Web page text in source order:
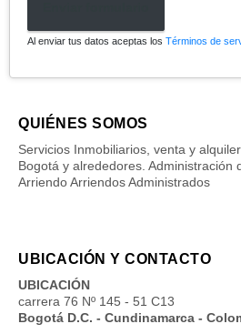
Al enviar tus datos aceptas los Términos de
QUIÉNES SOMOS
Servicios Inmobiliarios, venta y
Bogotá y alrededores. Administración
Arriendo Arriendos Administrados
UBICACIÓN Y CONTACTO
UBICACIÓN
carrera 76 Nº 145 - 51 C13
Bogotá D.C. - Cundinamarca -